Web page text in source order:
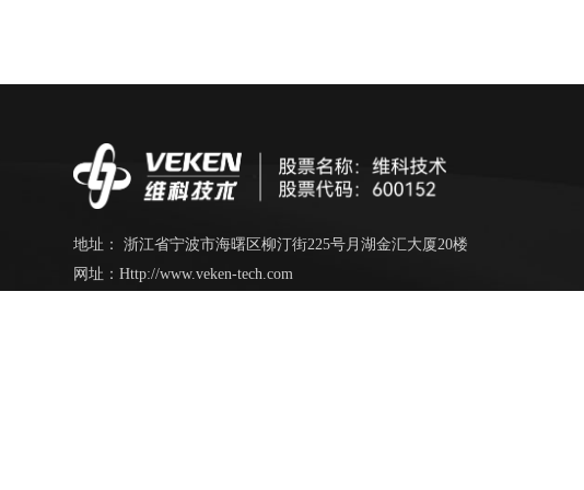
地址： 浙江省宁波市海曙区柳汀街225号月湖金汇大厦20楼
网址：Http://www.veken-tech.com